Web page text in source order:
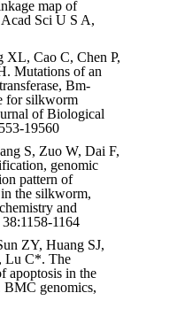
map of
Sci U S A,
XL, Cao C, Chen P,
Mutations of an
Bm-
for silkworm
of Biological
19560
S, Zuo W, Dai F,
genomic
pattern of
the silkworm,
and
1164
ZY, Huang SJ,
Lu C*. The
apoptosis in the
genomics,